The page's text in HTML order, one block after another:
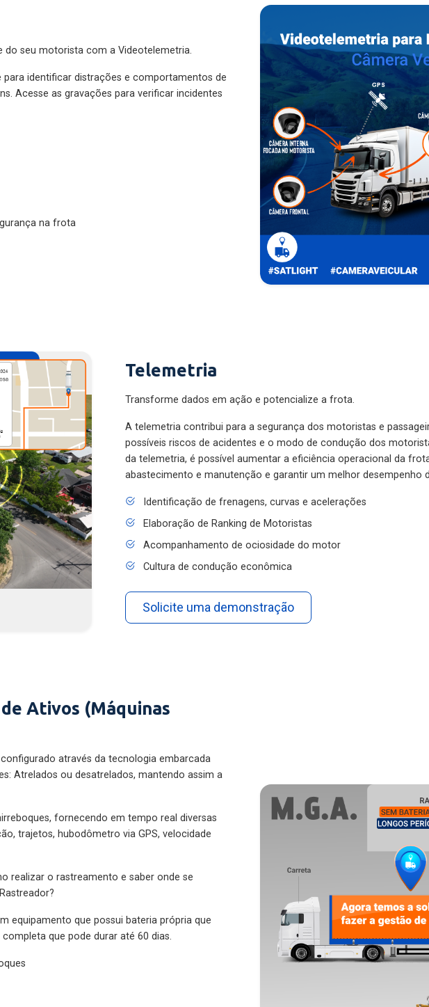
seu motorista com a Videotelemetria.
identificar distrações e comportamentos de
Acesse as gravações para verificar incidentes
na frota
Telemetria
Transforme dados em ação e potencialize a frota.
A telemetria contribui para a segurança dos motoristas e
possíveis riscos de acidentes e o modo de condução dos
da telemetria, é possível aumentar a eficiência operacional da
abastecimento e manutenção e garantir um melhor desempenho
Identificação de frenagens, curvas e acelerações
Elaboração de Ranking de Motoristas
Acompanhamento de ociosidade do motor
Cultura de condução econômica
Solicite uma demonstração
Ativos (Máquinas
através da tecnologia embarcada
Atrelados ou desatrelados, mantendo assim a
fornecendo em tempo real diversas
trajetos, hubodômetro via GPS, velocidade
realizar o rastreamento e saber onde se
equipamento que possui bateria própria que
que pode durar até 60 dias.